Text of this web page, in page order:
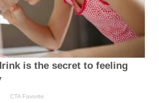
is the secret to feeling
CTA Favorite